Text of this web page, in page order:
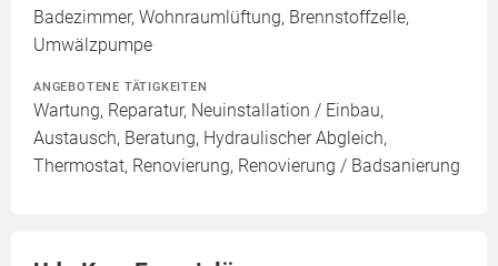
Badezimmer, Wohnraumlüftung, Brennstoffzelle,
Umwälzpumpe
ANGEBOTENE TÄTIGKEITEN
Wartung, Reparatur, Neuinstallation / Einbau,
Austausch, Beratung, Hydraulischer Abgleich,
Thermostat, Renovierung, Renovierung / Badsanierung